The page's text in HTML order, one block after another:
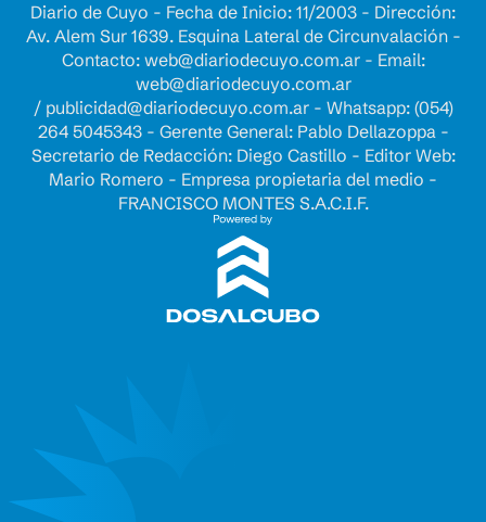
Diario de Cuyo - Fecha de Inicio: 11/2003 - Dirección:
Av. Alem Sur 1639. Esquina Lateral de Circunvalación -
Contacto: web@diariodecuyo.com.ar- Email:
web@diariodecuyo.com.ar
/ publicidad@diariodecuyo.com.ar- Whatsapp: (054)
264 5045343 - Gerente General: Pablo Dellazoppa -
Secretario de Redacción: Diego Castillo - Editor Web:
Mario Romero - Empresa propietaria del medio -
FRANCISCO MONTES S.A.C.I.F.